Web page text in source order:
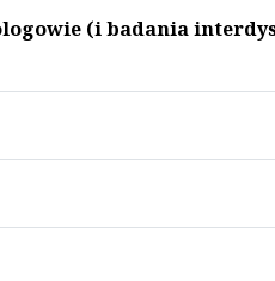
(i badania